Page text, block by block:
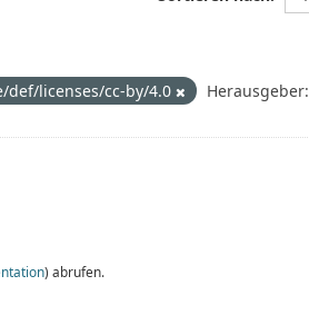
def/licenses/cc-by/4.0 Herausgeber:
) abrufen.